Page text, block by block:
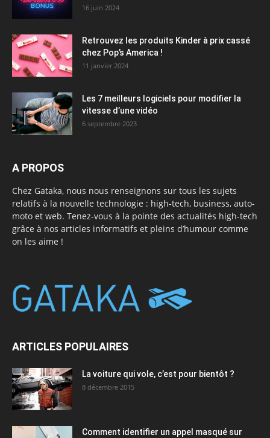
16 juin 2024
Retrouvez les produits Kinder à prix cassé
chez Pop’s America !
11 janvier 2024
Les 7 meilleurs logiciels pour modifier la
vitesse d’une vidéo
6 septembre 2023
A PROPOS
Chez Gataka, nous nous renseignons sur tous les sujets
relatifs à la nouvelle technologie : high-tech, business, auto-
moto et web. Tenez-vous à la pointe des actualités high-tech
grâce à nos articles informatifs et pleins d’humour comme
on les aime !
ARTICLES POPULAIRES
La voiture qui vole, c’est pour bientôt ?
8 décembre 2015
Comment identifier un appel masqué sur